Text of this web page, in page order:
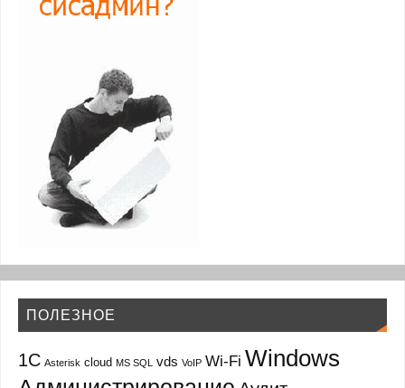
ПОЛЕЗНОЕ
1С Asterisk cloud MS SQL vds VoIP Wi-Fi Windows